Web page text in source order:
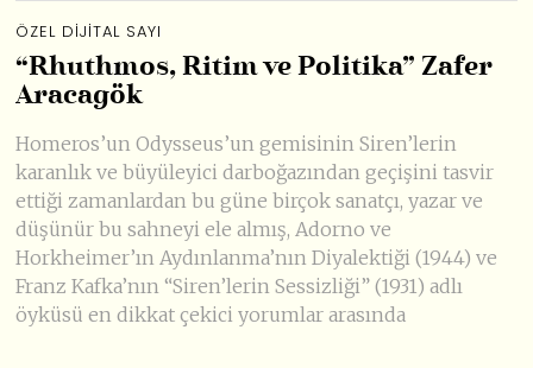
ÖZEL DIJITAL SAYI
“Rhuthmos, Ritim ve Politika” Zafer
Aracagök
Homeros’un Odysseus’un gemisinin Siren’lerin
karanlık ve büyüleyici darboğazından geçişini tasvir
ettiği zamanlardan bu güne birçok sanatçı, yazar ve
düşünür bu sahneyi ele almış, Adorno ve
Horkheimer’ın Aydınlanma’nın Diyalektiği (1944) ve
Franz Kafka’nın “Siren’lerin Sessizliği” (1931) adlı
öyküsü en dikkat çekici yorumlar arasında